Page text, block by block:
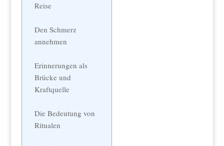
Reise
Den Schmerz
annehmen
Erinnerungen als
Brücke und
Kraftquelle
Die Bedeutung von
Ritualen